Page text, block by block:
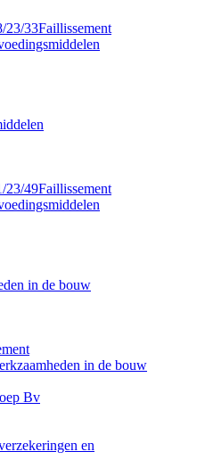
23/33Faillissement
23/49Faillissement
in de bouw
in de bouw
Bv
en